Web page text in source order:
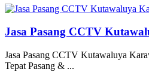
Jasa Pasang CCTV
Jasa Pasang CCTV Kutawaluya
Tepat Pasang & ...